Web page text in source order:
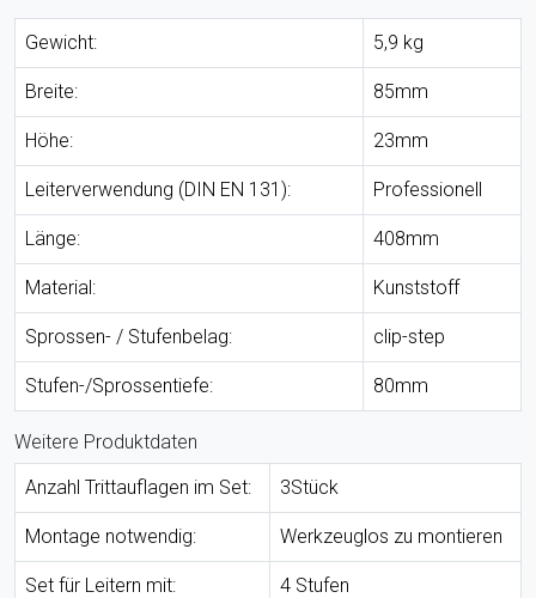
Gewicht: 5,9 kg
Breite: 85mm
Höhe: 23mm
Leiterverwendung (DIN EN 131): Professionell
Länge: 408mm
Material: Kunststoff
Sprossen- / Stufenbelag: clip-step
Stufen-/Sprossentiefe: 80mm
Weitere Produktdaten
Anzahl Trittauflagen im Set:
3Stück
Montage notwendig: Werkzeuglos zu montieren
Set für Leitern mit: 4 Stufen